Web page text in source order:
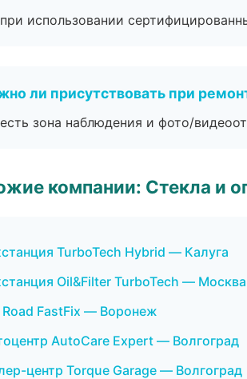
использовании
ли присутствовать при
зона наблюдения и фото/
компании: Стекла и
TurboTech Hybrid — Калуга
Oil&Filter TurboTech — Москва
FastFix — Воронеж
AutoCare Expert — Волгоград
центр Torque Garage — Волгоград